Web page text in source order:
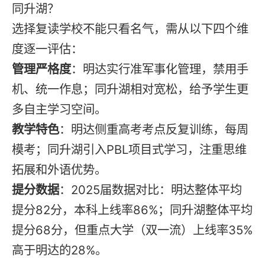
同升湖？
选择复读学校不能只看名气，需从以下四个维
度逐一评估：
管理严格度：明达实行准军事化管理，禁用手
机、统一作息；同升湖相对宽松，给予学生更
多自主学习空间。
教学特色：明达侧重高考考点反复训练，每周
模考；同升湖引入PBL项目式学习，注重思维
拓展和外语优势。
提分数据：2025届数据对比：明达整体平均
提分82分，本科上线率86%；同升湖整体平均
提分68分，但重点大学（双一流）上线率35%
高于明达的28%。